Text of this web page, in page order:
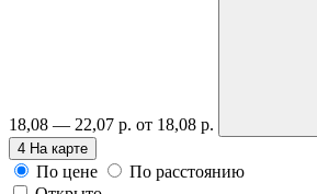
18,08 — 22,07 р. от 18,08 р.
4 На карте
По цене
По расстоянию